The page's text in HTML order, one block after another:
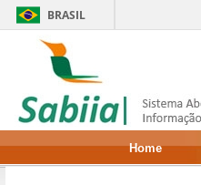
BRASIL
Home